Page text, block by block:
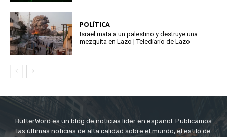
POLÍTICA
Israel mata a un palestino y destruye una
mezquita en Lazo | Telediario de Lazo
ButterWord es un blog de noticias líder en español. Publicamos
las últimas noticias de alta calidad sobre el mundo, el estilo de